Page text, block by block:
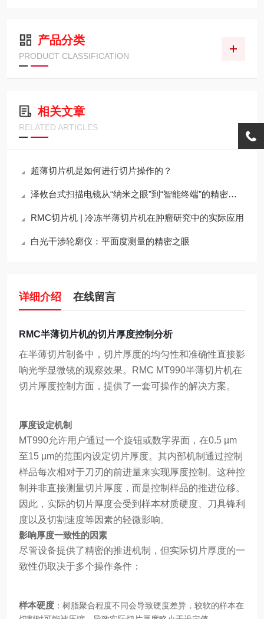
产品分类
PRODUCT CLASSIFICATION
相关文章
RELATED ARTICLES
超薄切片机是如何进行切片操作的？
泽攸台式扫描电镜从“纳米之眼”到“智能终端”的精密架构
RMC切片机 | 冷冻半薄切片机在肿瘤研究中的实际应用
白光干涉轮廓仪：平面度测量的精密之眼
详细介绍 在线留言
RMC半薄切片机的切片厚度控制分析
在半薄切片制备中，切片厚度的均匀性和准确性直接影
响光学显微镜的观察效果。RMC MT990半薄切片机在
切片厚度控制方面，提供了一套可操作的解决方案。
厚度设定机制
MT990允许用户通过一个旋钮或数字界面，在0.5 µm
至15 µm的范围内设定切片厚度。其内部机制通过控制
样品每次相对于刀刃的前进量来实现厚度控制。这种控
制并非直接测量切片厚度，而是控制样品的推进位移。
因此，实际的切片厚度会受到样本材质硬度、刀具锋利
度以及切割速度等因素的轻微影响。
影响厚度一致性的因素
尽管设备提供了精密的推进机制，但实际切片厚度的一
致性仍取决于多个操作条件：
样本硬度 ：树脂聚合程度不同会导致硬度差异，较软的样本在